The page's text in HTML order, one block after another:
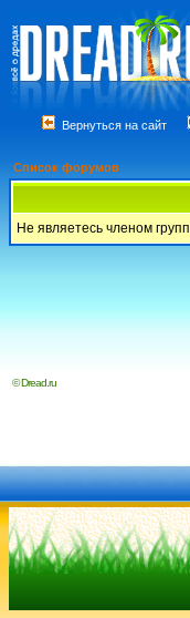
Вернуться на сайт
Список форумов
Не являетесь членом групп
© Dread.ru